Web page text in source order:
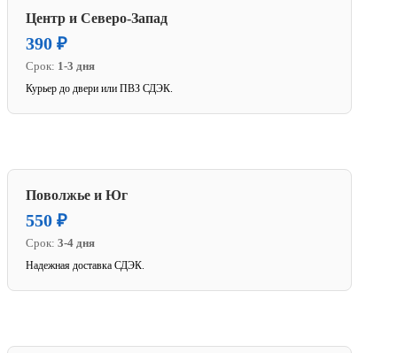
Центр и Северо-Запад
390 ₽
Срок: 1-3 дня
Курьер до двери или ПВЗ СДЭК.
Поволжье и Юг
550 ₽
Срок: 3-4 дня
Надежная доставка СДЭК.